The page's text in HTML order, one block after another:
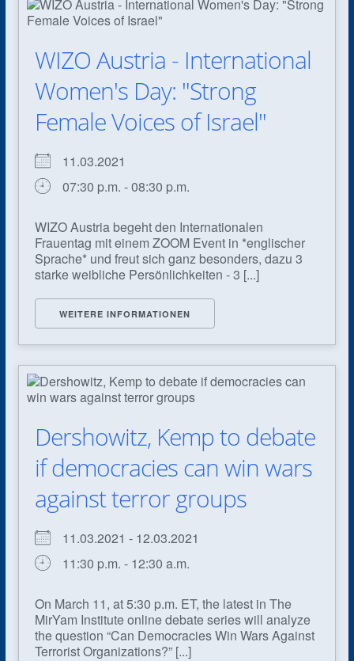
WIZO Austria - International
Women's Day: "Strong
Female Voices of Israel"
11.03.2021
07:30 p.m. - 08:30 p.m.
WIZO Austria begeht den Internationalen
Frauentag mit einem ZOOM Event in *englischer
Sprache* und freut sich ganz besonders, dazu 3
starke weibliche Persönlichkeiten - 3 [...]
WEITERE INFORMATIONEN
Dershowitz, Kemp to debate
if democracies can win wars
against terror groups
11.03.2021 - 12.03.2021
11:30 p.m. - 12:30 a.m.
On March 11, at 5:30 p.m. ET, the latest in The
MirYam Institute online debate series will analyze
the question “Can Democracies Win Wars Against
Terrorist Organizations?” [...]